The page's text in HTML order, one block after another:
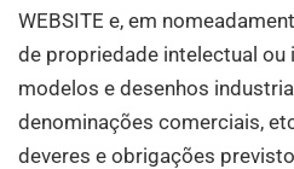
WEBSITE e, em
de propriedade intelectual ou
modelos e desenhos
denominações comerciais,
deveres e obrigações